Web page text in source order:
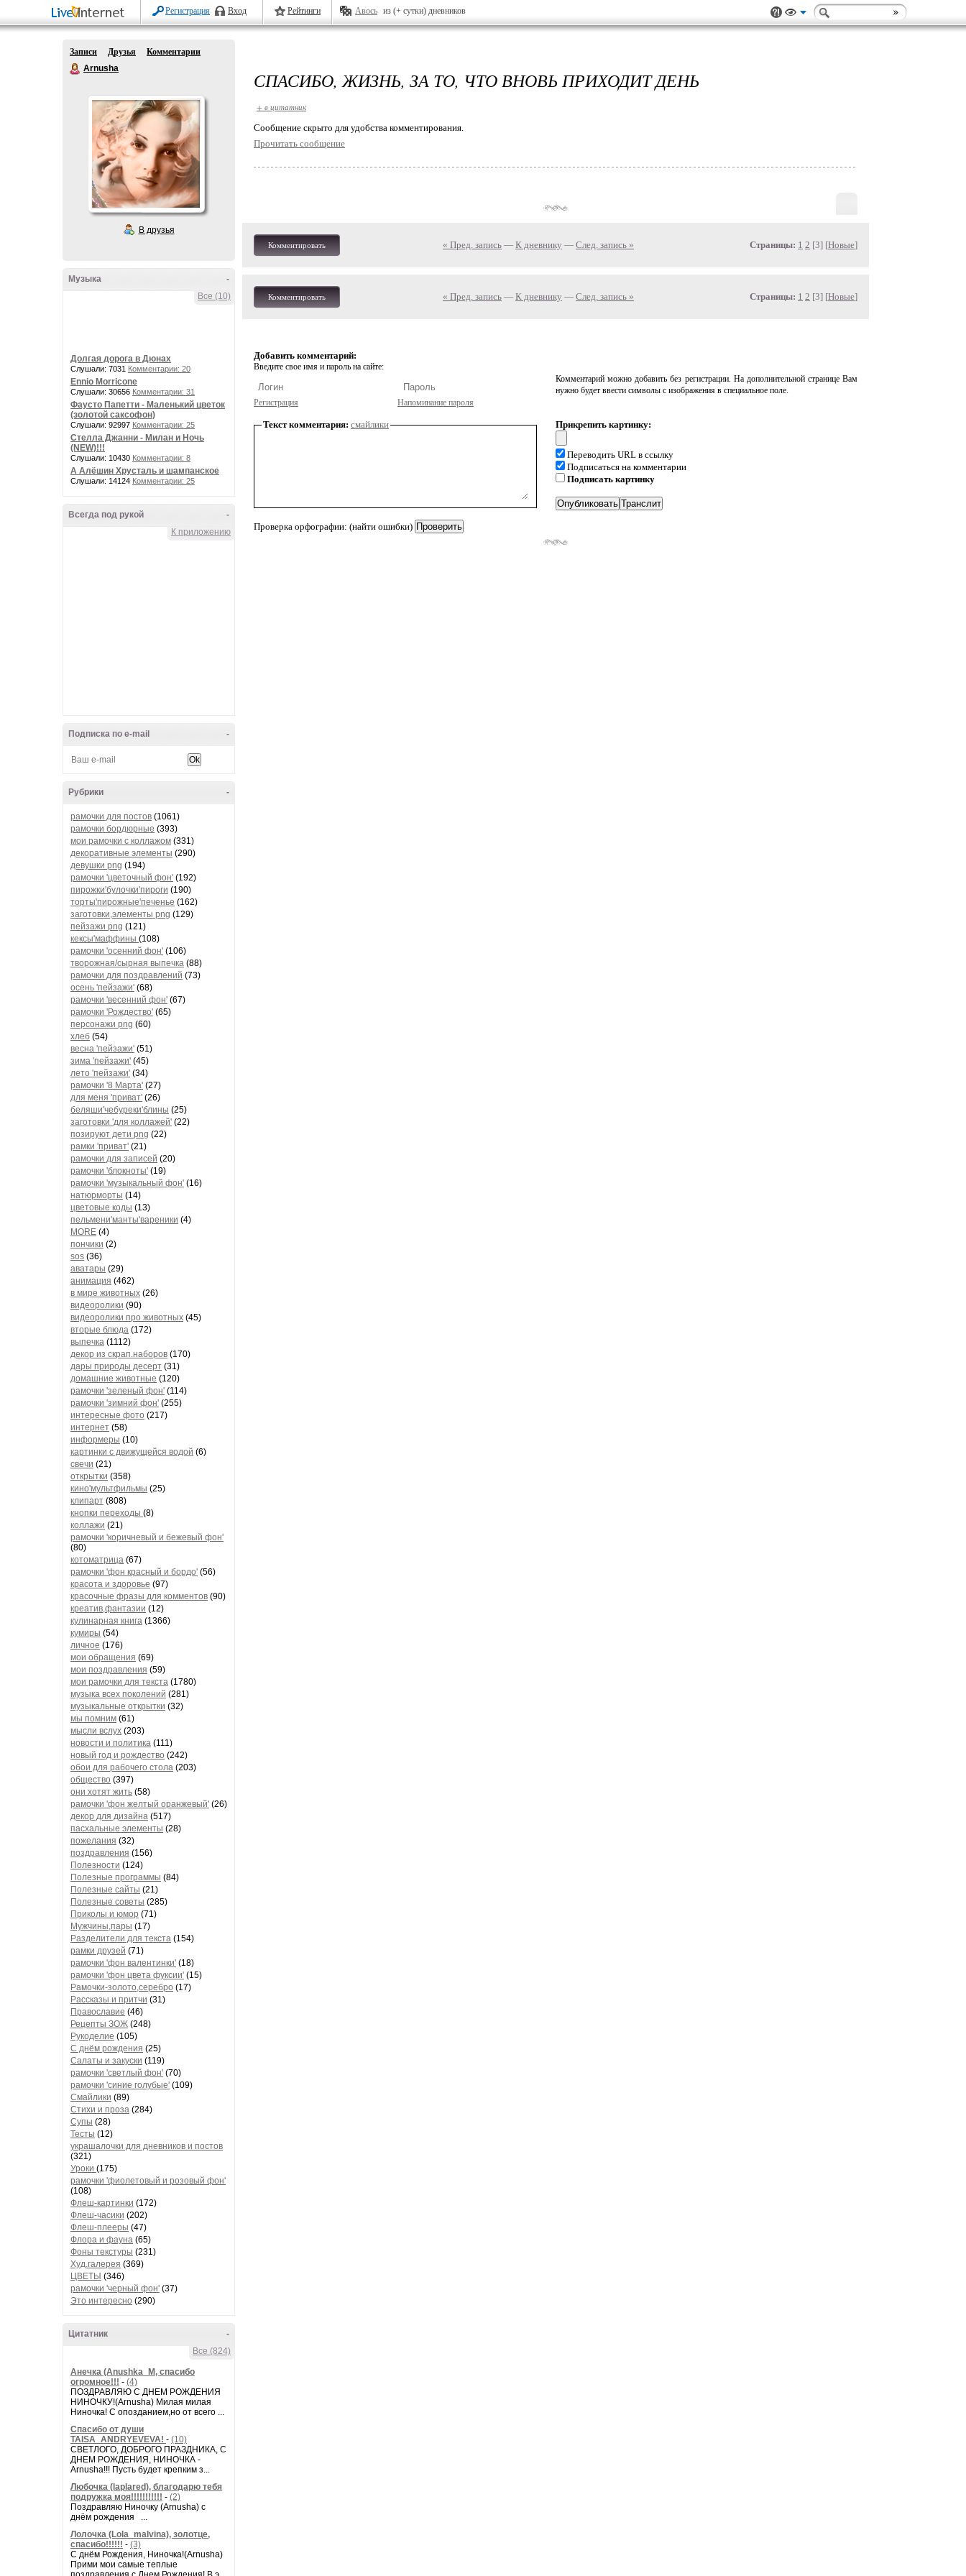
Регистрация Вход Рейтинги Авось из (+ сутки) дневников
Записи Друзья
Комментарии
Arnusha
В друзья
-
Музыка
Все (10)
Долгая дорога в Дюнах
Слушали: 7031 Комментарии: 20
Ennio Morricone
Слушали: 30656 Комментарии: 31
Фаусто Папетти - Маленький цветок
(золотой саксофон)
Слушали: 92997 Комментарии: 25
Стелла Джанни - Милан и Ночь
(NEW)!!!
Слушали: 10430 Комментарии: 8
А Алёшин Хрусталь и шампанское
Слушали: 14124 Комментарии: 25
-
Всегда под рукой
К приложению
-
Подписка по e-mail
-
Рубрики
рамочки для постов (1061)
рамочки бордюрные (393)
мои рамочки с коллажом (331)
декоративные элементы (290)
девушки png (194)
рамочки 'цветочный фон' (192)
пирожки'булочки'пироги (190)
торты'пирожные'печенье (162)
заготовки,элементы png (129)
пейзажи png (121)
кексы'маффины (108)
рамочки 'осенний фон' (106)
творожная/сырная выпечка (88)
рамочки для поздравлений (73)
осень 'пейзажи' (68)
рамочки 'весенний фон' (67)
рамочки 'Рождество' (65)
персонажи png (60)
хлеб (54)
весна 'пейзажи' (51)
зима 'пейзажи' (45)
лето 'пейзажи' (34)
рамочки '8 Марта' (27)
для меня 'приват' (26)
беляши'чебуреки'блины (25)
заготовки 'для коллажей' (22)
позируют дети png (22)
рамки 'приват' (21)
рамочки для записей (20)
рамочки 'блокноты' (19)
рамочки 'музыкальный фон' (16)
натюрморты (14)
цветовые коды (13)
пельмени'манты'вареники (4)
MORE (4)
пончики (2)
sos (36)
аватары (29)
анимация (462)
в мире животных (26)
видеоролики (90)
видеоролики про животных (45)
вторые блюда (172)
выпечка (1112)
декор из скрап.наборов (170)
дары природы десерт (31)
домашние животные (120)
рамочки 'зеленый фон' (114)
рамочки 'зимний фон' (255)
интересные фото (217)
интернет (58)
информеры (10)
картинки с движущейся водой (6)
свечи (21)
открытки (358)
кино'мультфильмы (25)
клипарт (808)
кнопки переходы (8)
коллажи (21)
рамочки 'коричневый и бежевый фон'
(80)
котоматрица (67)
рамочки 'фон красный и бордо' (56)
красота и здоровье (97)
красочные фразы для комментов (90)
креатив,фантазии (12)
кулинарная книга (1366)
кумиры (54)
личное (176)
мои обращения (69)
мои поздравления (59)
мои рамочки для текста (1780)
музыка всех поколений (281)
музыкальные открытки (32)
мы помним (61)
мысли вслух (203)
новости и политика (111)
новый год и рождество (242)
обои для рабочего стола (203)
общество (397)
они хотят жить (58)
рамочки 'фон желтый оранжевый' (26)
декор для дизайна (517)
пасхальные элементы (28)
пожелания (32)
поздравления (156)
Полезности (124)
Полезные программы (84)
Полезные сайты (21)
Полезные советы (285)
Приколы и юмор (71)
Мужчины,пары (17)
Разделители для текста (154)
рамки друзей (71)
рамочки 'фон валентинки' (18)
рамочки 'фон цвета фуксии' (15)
Рамочки-золото,серебро (17)
Рассказы и притчи (31)
Православие (46)
Рецепты ЗОЖ (248)
Рукоделие (105)
С днём рождения (25)
Салаты и закуски (119)
рамочки 'светлый фон' (70)
рамочки 'синие голубые' (109)
Смайлики (89)
Стихи и проза (284)
Супы (28)
Тесты (12)
украшалочки для дневников и постов
(321)
Уроки (175)
рамочки 'фиолетовый и розовый фон'
(108)
Флеш-картинки (172)
Флеш-часики (202)
Флеш-плееры (47)
Флора и фауна (65)
Фоны текстуры (231)
Худ.галерея (369)
ЦВЕТЫ (346)
рамочки 'черный фон' (37)
Это интересно (290)
-
Цитатник
Все (824)
Анечка (Anushka_M, спасибо
огромное!!! - (4)
ПОЗДРАВЛЯЮ С ДНЕМ РОЖДЕНИЯ
НИНОЧКУ!(Arnusha) Милая милая
Ниночка! С опозданием,но от всего ...
Спасибо от души
TAISA_ANDRYEVEVA! - (10)
СВЕТЛОГО, ДОБРОГО ПРАЗДНИКА, С
ДНЕМ РОЖДЕНИЯ, НИНОЧКА -
Arnusha!!! Пусть будет крепким з...
Любочка (laplared), благодарю тебя
подружка моя!!!!!!!!!!! - (2)
Поздравляю Ниночку (Arnusha) с
днём рождения ...
Лолочка (Lola_malvina), золотце,
спасибо!!!!!! - (3)
С днём Рождения, Ниночка!(Аrnusha)
Прими мои самые теплые
СПАСИБО, ЖИЗНЬ, ЗА ТО, ЧТО ВНОВЬ ПРИХОДИТ ДЕНЬ
+ в цитатник
Cообщение скрыто для удобства комментирования.
Прочитать сообщение
Комментировать « Пред. запись — К дневнику — След. запись » Страницы: 1 2 [3] [Новые]
Комментировать « Пред. запись — К дневнику — След. запись » Страницы: 1 2 [3] [Новые]
Добавить комментарий:
Введите свое имя и пароль на сайте:
Регистрация Напоминание пароля
Комментарий можно добавить без регистрации. На дополнительной странице Вам
нужно будет ввести символы с изображения в специальное поле.
Текст комментария: смайлики
Проверка орфографии: (найти ошибки)
Прикрепить картинку:
Переводить URL в ссылку
Подписаться на комментарии
Подписать картинку